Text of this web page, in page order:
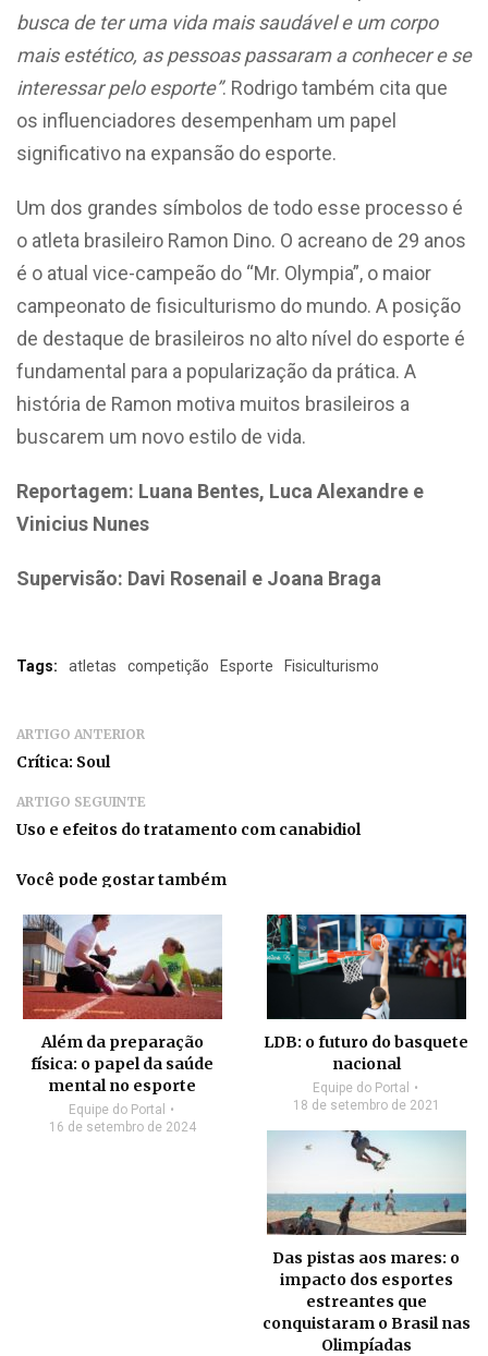
busca de ter uma vida mais saudável e um corpo
mais estético, as pessoas passaram a conhecer e se
interessar pelo esporte”. Rodrigo também cita que
os influenciadores desempenham um papel
significativo na expansão do esporte.
Um dos grandes símbolos de todo esse processo é
o atleta brasileiro Ramon Dino. O acreano de 29 anos
é o atual vice-campeão do “Mr. Olympia”, o maior
campeonato de fisiculturismo do mundo. A posição
de destaque de brasileiros no alto nível do esporte é
fundamental para a popularização da prática. A
história de Ramon motiva muitos brasileiros a
buscarem um novo estilo de vida.
Reportagem: Luana Bentes, Luca Alexandre e
Vinicius Nunes
Supervisão: Davi Rosenail e Joana Braga
Tags: atletas competição Esporte Fisiculturismo
ARTIGO ANTERIOR
Crítica: Soul
ARTIGO SEGUINTE
Uso e efeitos do tratamento com canabidiol
Você pode gostar também
Além da preparação
física: o papel da saúde
mental no esporte
Equipe do Portal
16 de setembro de 2024
LDB: o futuro do basquete
nacional
Equipe do Portal
18 de setembro de 2021
Das pistas aos mares: o
impacto dos esportes
estreantes que
conquistaram o Brasil nas
Olimpíadas